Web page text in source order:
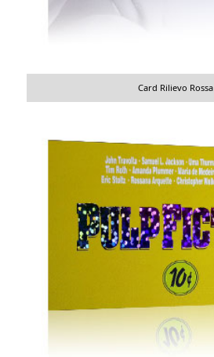
Card Rilievo Rossa